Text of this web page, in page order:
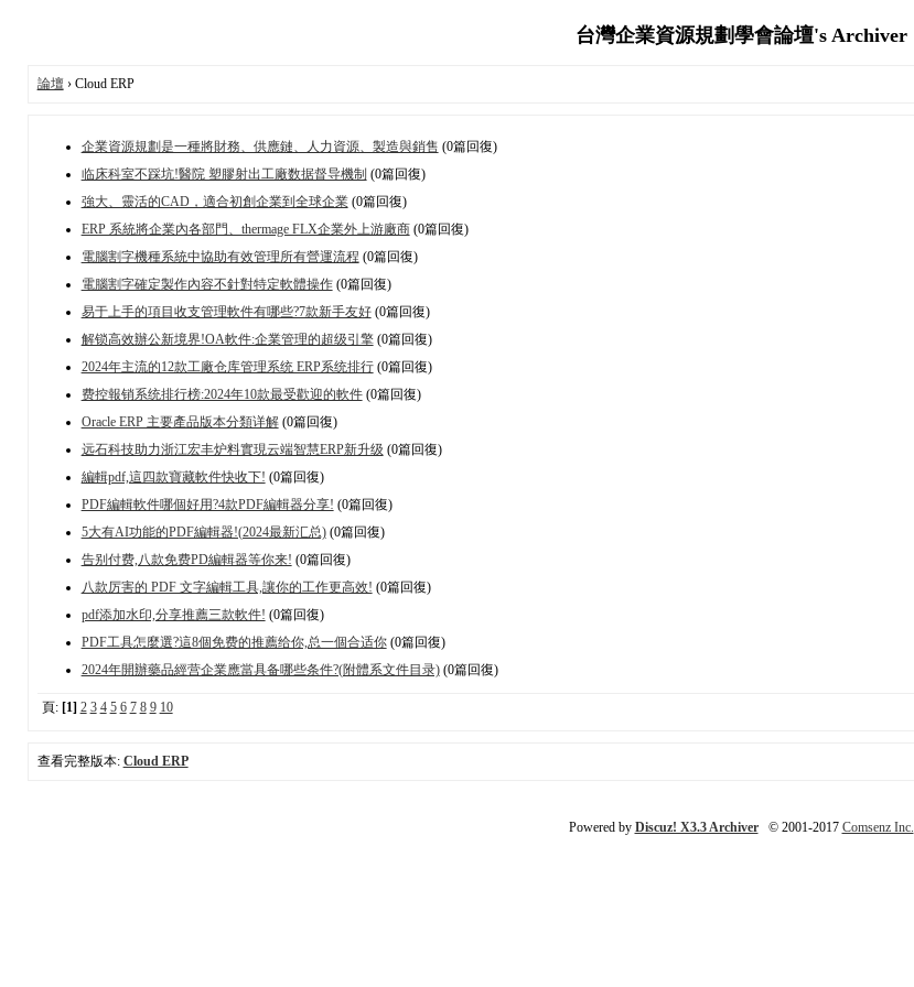
台灣企業資源規劃學會論壇's Archiver
論壇› Cloud ERP
企業資源規劃是一種將財務、供應鏈、人力資源、製造與銷售 (0篇回復)
临床科室不踩坑!醫院 塑膠射出工廠数据督导機制 (0篇回復)
強大、靈活的CAD，適合初創企業到全球企業(0篇回復)
ERP 系統將企業內各部門、thermage FLX企業外上游廠商(0篇回復)
電腦割字機種系統中協助有效管理所有營運流程 (0篇回復)
電腦割字確定製作內容不針對特定軟體操作(0篇回復)
易于上手的項目收支管理軟件有哪些?7款新手友好(0篇回復)
解锁高效辦公新境界!OA軟件:企業管理的超级引擎(0篇回復)
2024年主流的12款工廠仓库管理系统 ERP系统排行(0篇回復)
费控報销系统排行榜:2024年10款最受歡迎的軟件(0篇回復)
Oracle ERP 主要產品版本分類详解(0篇回復)
远石科技助力浙江宏丰炉料實現云端智慧ERP新升级 (0篇回復)
編輯pdf,這四款寶藏軟件快收下! (0篇回復)
PDF編輯軟件哪個好用?4款PDF編輯器分享! (0篇回復)
5大有AI功能的PDF編輯器!(2024最新汇总)(0篇回復)
告别付费,八款免费PD編輯器等你来! (0篇回復)
八款厉害的 PDF 文字編輯工具,讓你的工作更高效! (0篇回復)
pdf添加水印,分享推薦三款軟件! (0篇回復)
PDF工具怎麼選?這8個免费的推薦给你,总一個合适你(0篇回復)
2024年開辦藥品經营企業應當具备哪些条件?(附體系文件目录)(0篇回復)
頁: [1] 2 3 4 5 6 7 8 9 10
查看完整版本: Cloud ERP
Powered by Discuz! X3.3 Archiver© 2001-2017 Comsenz Inc.